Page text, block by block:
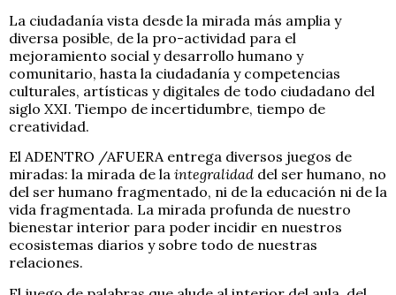
La ciudadanía vista desde la mirada más amplia y
diversa posible, de la pro-actividad para el
mejoramiento social y desarrollo humano y
comunitario, hasta la ciudadanía y competencias
culturales, artísticas y digitales de todo ciudadano del
siglo XXI. Tiempo de incertidumbre, tiempo de
creatividad.
El ADENTRO /AFUERA entrega diversos juegos de
miradas: la mirada de la integralidad del ser humano, no
del ser humano fragmentado, ni de la educación ni de la
vida fragmentada. La mirada profunda de nuestro
bienestar interior para poder incidir en nuestros
ecosistemas diarios y sobre todo de nuestras
relaciones.